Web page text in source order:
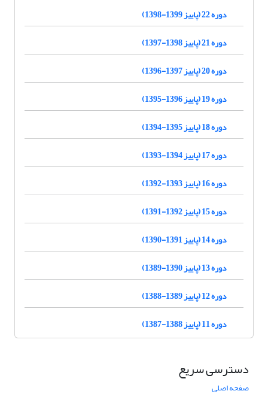
دوره 22 (پاییز 1399-1398)
دوره 21 (پاییز 1398-1397)
دوره 20 (پاییز 1397-1396)
دوره 19 (پاییز 1396-1395)
دوره 18 (پاییز 1395-1394)
دوره 17 (پاییز 1394-1393)
دوره 16 (پاییز 1393-1392)
دوره 15 (پاییز 1392-1391)
دوره 14 (پاییز 1391-1390)
دوره 13 (پاییز 1390-1389)
دوره 12 (پاییز 1389-1388)
دوره 11 (پاییز 1388-1387)
دسترسی سریع
صفحه اصلی